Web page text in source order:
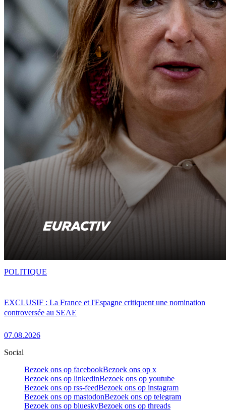
EXCLUSIF : La France et l'Espagne critiquent une nomination
controversée au SEAE
07.08.2026
POLITIQUE
Social
Bezoek ons op facebookBezoek ons op x
Bezoek ons op linkedinBezoek ons op youtube
Bezoek ons op rss-feedBezoek ons op instagram
Bezoek ons op mastodonBezoek ons op telegram
Bezoek ons op blueskyBezoek ons op threads